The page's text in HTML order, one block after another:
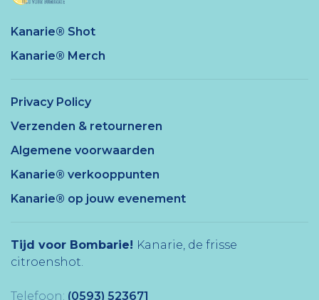
Kanarie® Shot
Kanarie® Merch
Privacy Policy
Verzenden & retourneren
Algemene voorwaarden
Kanarie® verkooppunten
Kanarie® op jouw evenement
Tijd voor Bombarie! Kanarie, de frisse
citroenshot.
Telefoon: (0593) 523671